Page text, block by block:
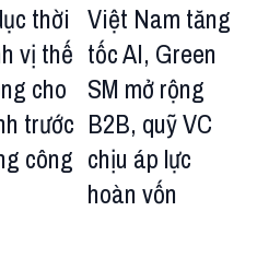
thời
vị thế
cho
trước
công
Việt Nam tăng
tốc AI, Green
SM mở rộng
B2B, quỹ VC
chịu áp lực
hoàn vốn